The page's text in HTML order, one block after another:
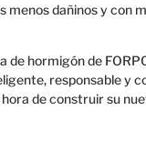
menos dañinos y con
de hormigón de
responsable y
de construir su